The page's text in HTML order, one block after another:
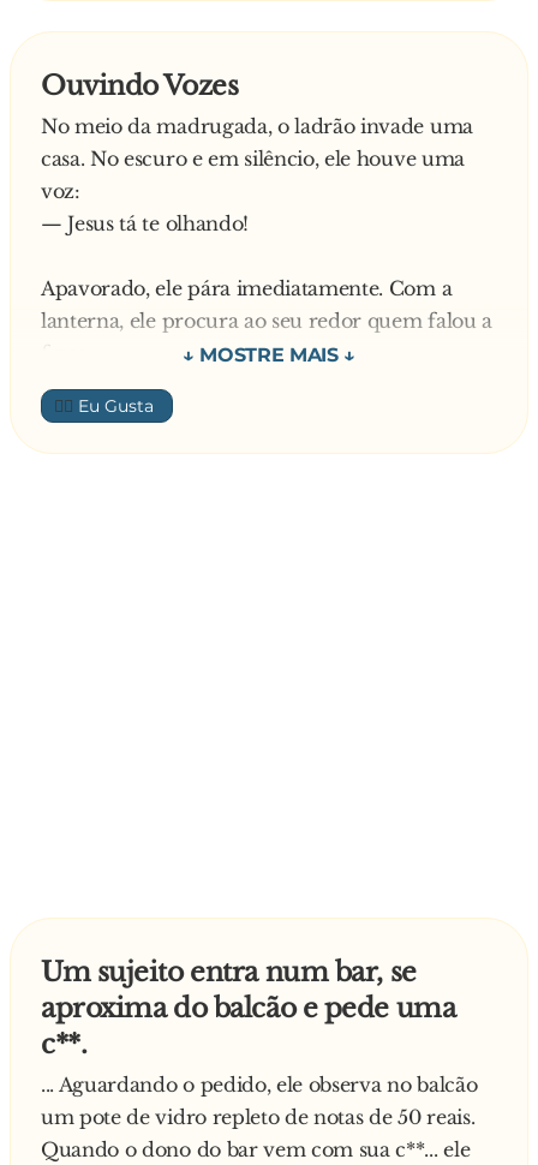
Ouvindo Vozes
No meio da madrugada, o ladrão invade uma
casa. No escuro e em silêncio, ele houve uma
voz:
— Jesus tá te olhando!
Apavorado, ele pára imediatamente. Com a
lanterna, ele procura ao seu redor quem falou a
Não encontra nada e, pensando ter sido
imaginação, continua a andar. É quando a voz
pit bull que tá te olhando!
👍🏼
Um sujeito entra num bar, se
aproxima do balcão e pede uma
c**.
... Aguardando o pedido, ele observa no balcão
um pote de vidro repleto de notas de 50 reais.
Quando o dono do bar vem com sua c**... ele